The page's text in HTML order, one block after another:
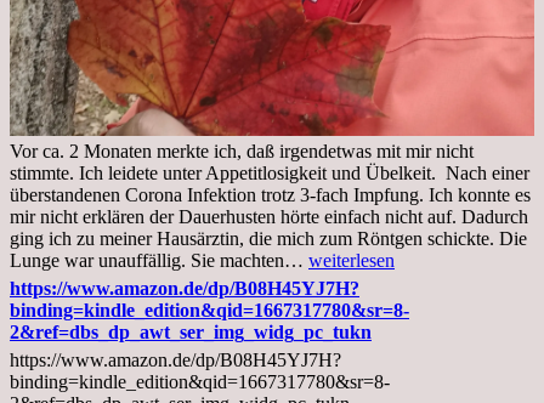
Vor ca. 2 Monaten merkte ich, daß irgendetwas mit mir nicht
stimmte. Ich leidete unter Appetitlosigkeit und Übelkeit. Nach einer
überstandenen Corona Infektion trotz 3-fach Impfung. Ich konnte es
mir nicht erklären der Dauerhusten hörte einfach nicht auf. Dadurch
ging ich zu meiner Hausärztin, die mich zum Röntgen schickte. Die
Lunge war unauffällig. Sie machten… Mittwoch,
02.11.2022,
Arztgespräch
und
Diagnose
Lebermetastasen
weiterlesen
https://www.amazon.de/dp/B08H45YJ7H?
binding=kindle_edition&qid=1667317780&sr=8-
2&ref=dbs_dp_awt_ser_img_widg_pc_tukn
https://www.amazon.de/dp/B08H45YJ7H?
binding=kindle_edition&qid=1667317780&sr=8-